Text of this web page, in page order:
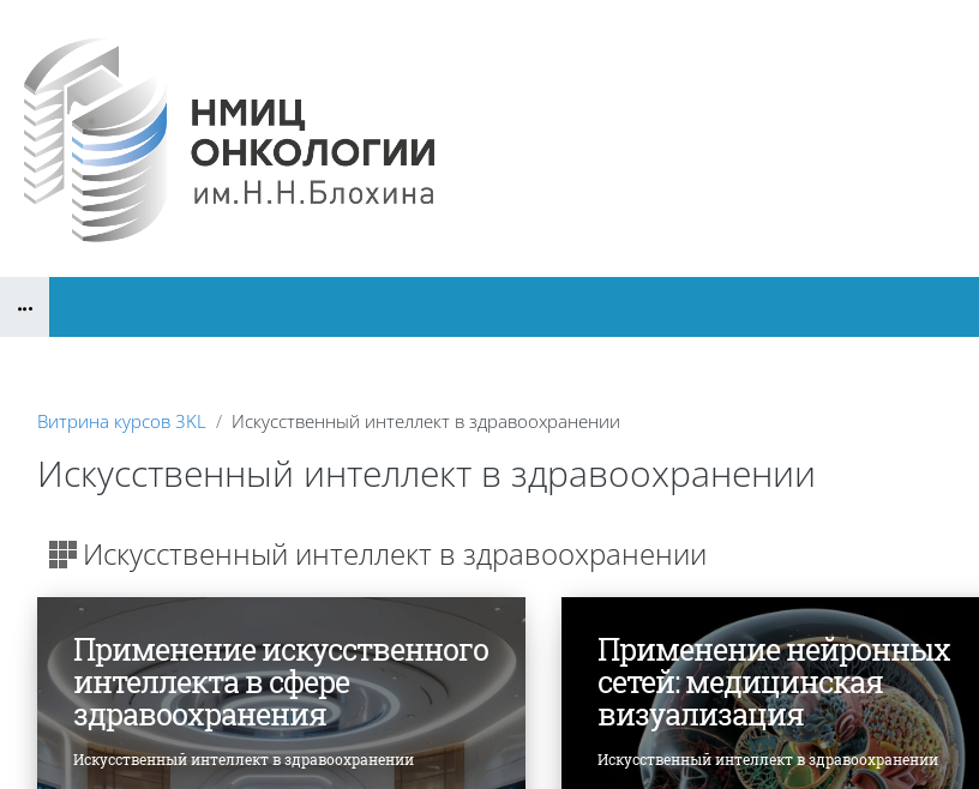
Витрина курсов 3KL Искусственный интеллект в здравоохранении
Искусственный интеллект в здравоохранении
БлокиИскусственный интеллект в здравоохранении
Применение искусственного
интеллекта в сфере
здравоохранения
Искусственный интеллект в здравоохранении
Применение нейронных
сетей: медицинская
визуализация
Искусственный интеллект в здравоохранении